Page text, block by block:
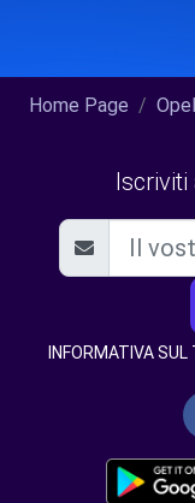
Home Page
INFORMATIVA